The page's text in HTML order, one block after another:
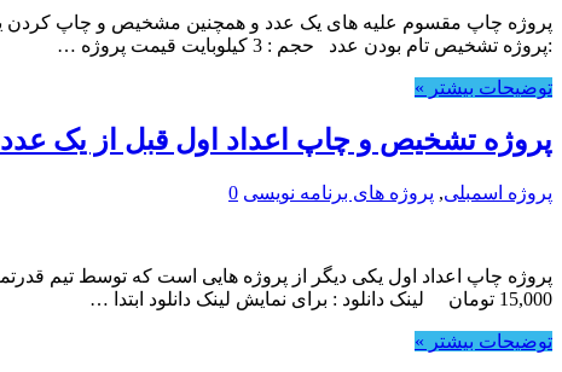
:پروژه تشخیص تام بودن عدد حجم : 3 کیلوبایت قیمت پروژه …
توضیحات بیشتر »
پروژه تشخیص و چاپ اعداد اول قبل از یک عدد
پروژه اسمبلی, پروژه های برنامه نویسی 0
15,000 تومان لینک دانلود : برای نمایش لینک دانلود ابتدا …
توضیحات بیشتر »